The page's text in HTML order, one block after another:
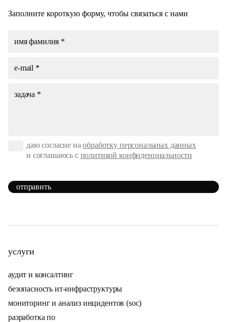
Заполните короткую форму, чтобы связаться с нами
даю согласие наобработку персональных данных
и соглашаюсь с политикой конфиденциальности
отправить
услуги
аудит и консалтинг
безопасность ит-инфраструктуры
мониторинг и анализ инцидентов (soc)
разработка по